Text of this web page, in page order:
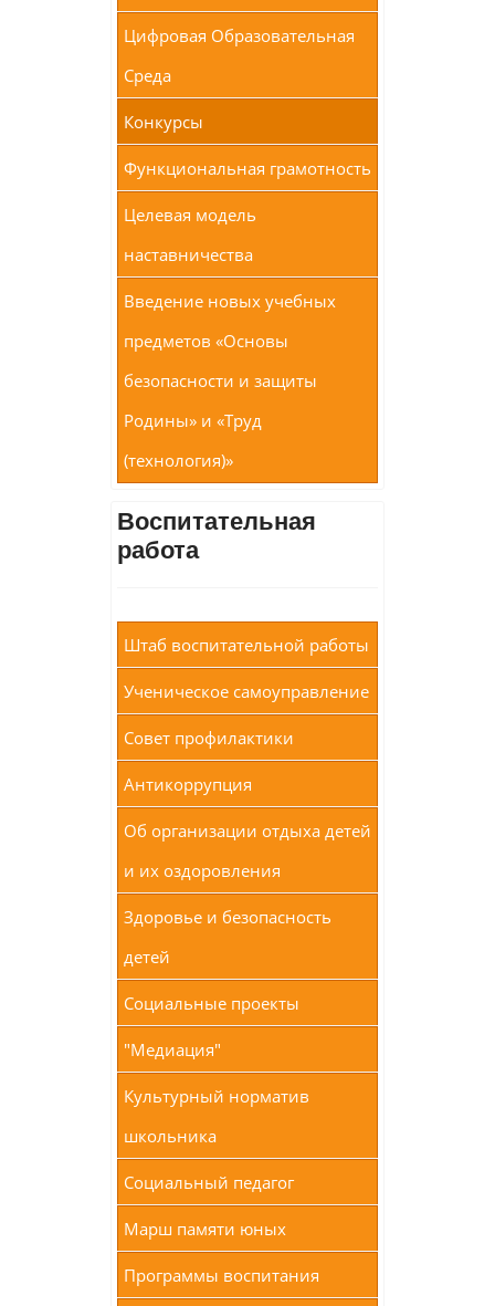
Цифровая Образовательная
Среда
Конкурсы
Функциональная грамотность
Целевая модель
наставничества
Введение новых учебных
предметов «Основы
безопасности и защиты
Родины» и «Труд
(технология)»
Воспитательная
работа
Штаб воспитательной работы
Ученическое самоуправление
Совет профилактики
Антикоррупция
Об организации отдыха детей
и их оздоровления
Здоровье и безопасность
детей
Социальные проекты
"Медиация"
Культурный норматив
школьника
Социальный педагог
Марш памяти юных
Программы воспитания